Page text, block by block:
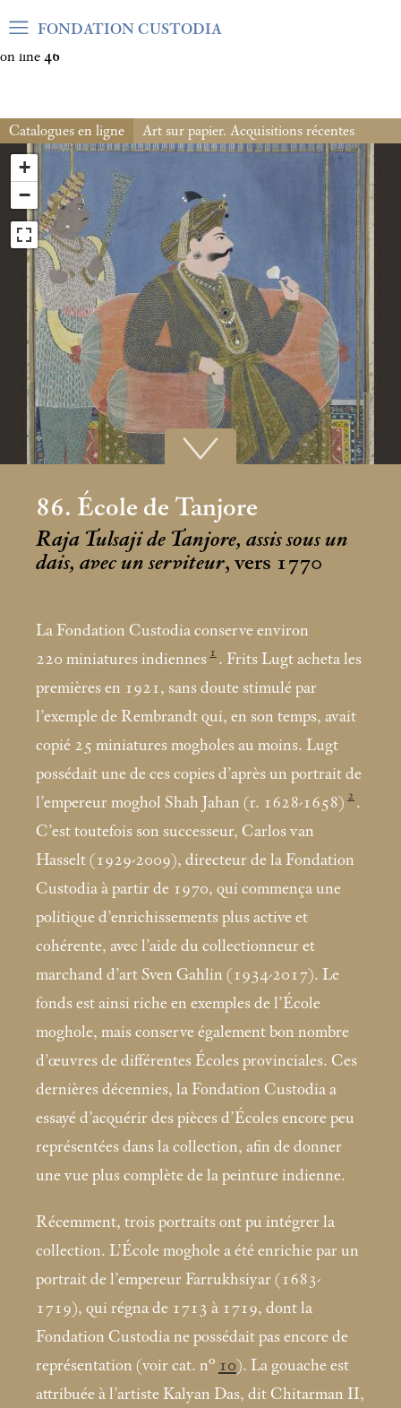
Warning: Undefined array key "var_mode" in
on line 46
FONDATION CUSTODIA
Catalogues en ligne Art sur papier. Acquisitions récentes
+
−
86. École de Tanjore
Raja Tulsaji de Tanjore, assis sous un
dais, avec un serviteur, vers 1770
La Fondation Custodia conserve environ
220 miniatures indiennes 1 . Frits Lugt acheta les
premières en 1921, sans doute stimulé par
l’exemple de Rembrandt qui, en son temps, avait
copié 25 miniatures mogholes au moins. Lugt
possédait une de ces copies d’après un portrait de
l’empereur moghol Shah Jahan (r. 1628-1658) 2 .
C’est toutefois son successeur, Carlos van
Hasselt (1929-2009), directeur de la Fondation
Custodia à partir de 1970, qui commença une
politique d’enrichissements plus active et
cohérente, avec l’aide du collectionneur et
marchand d’art Sven Gahlin (1934-2017). Le
fonds est ainsi riche en exemples de l’École
moghole, mais conserve également bon nombre
d’œuvres de différentes Écoles provinciales. Ces
dernières décennies, la Fondation Custodia a
essayé d’acquérir des pièces d’Écoles encore peu
représentées dans la collection, afin de donner
une vue plus complète de la peinture indienne.
Récemment, trois portraits ont pu intégrer la
collection. L’École moghole a été enrichie par un
portrait de l’empereur Farrukhsiyar (1683-
1719), qui régna de 1713 à 1719, dont la
Fondation Custodia ne possédait pas encore de
représentation (voir cat. n° 10). La gouache est
attribuée à l’artiste Kalyan Das, dit Chitarman II,